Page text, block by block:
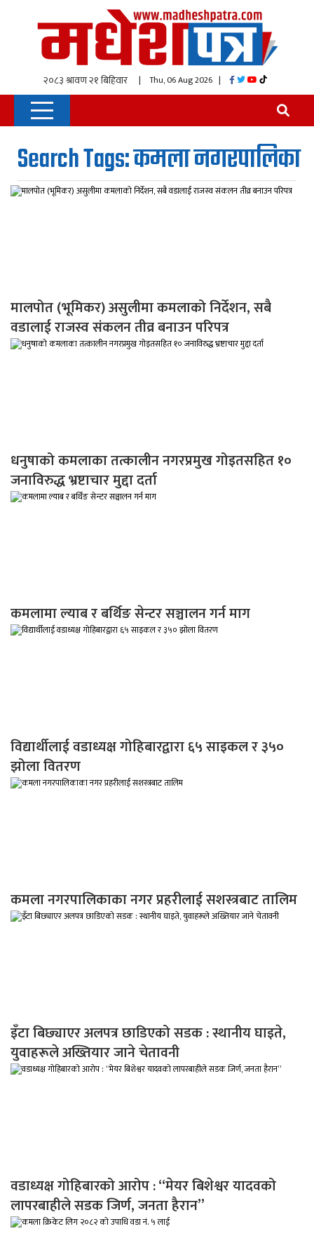
| Thu, 06 Aug 2026 |
Search Tags: कमला नगरपालिका
मालपोत (भूमिकर) असुलीमा कमलाको निर्देशन, सबै
वडालाई राजस्व संकलन तीव्र बनाउन परिपत्र
धनुषाको कमलाका तत्कालीन नगरप्रमुख गोइतसहित १०
जनाविरुद्ध भ्रष्टाचार मुद्दा दर्ता
कमलामा ल्याब र बर्थिङ सेन्टर सञ्चालन गर्न माग
विद्यार्थीलाई वडाध्यक्ष गोहिबारद्वारा ६५ साइकल र ३५०
झोला वितरण
कमला नगरपालिकाका नगर प्रहरीलाई सशस्त्रबाट तालिम
इँटा बिछ्याएर अलपत्र छाडिएको सडक : स्थानीय घाइते,
युवाहरूले अख्तियार जाने चेतावनी
वडाध्यक्ष गोहिबारको आरोप : “मेयर बिशेश्वर यादवको
लापरबाहीले सडक जिर्ण, जनता हैरान”